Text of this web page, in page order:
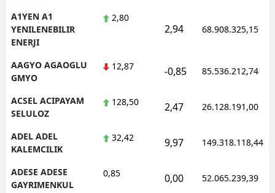
A1YEN A1
YENILENEBILIR
ENERJI
2,80
2,94 68.908.325,15
AAGYO AGAOGLU
GMYO
12,87 -0,85 85.536.212,74
ACSEL ACIPAYAM
SELULOZ
128,50 2,47 26.128.191,00
ADEL ADEL
KALEMCILIK
32,42 9,97 149.318.118,44
ADESE ADESE
GAYRIMENKUL
0,85 0,00 52.065.239,39